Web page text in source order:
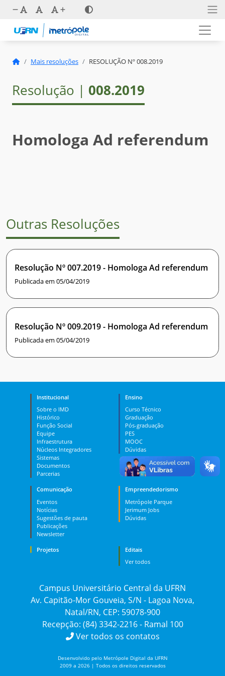
Mais resoluções RESOLUÇÃO Nº 008.2019
Resolução | 008.2019
Homologa Ad referendum
Outras Resoluções
Resolução Nº 007.2019 - Homologa Ad referendum
Publicada em 05/04/2019
Resolução Nº 009.2019 - Homologa Ad referendum
Publicada em 05/04/2019
Institucional
Sobre o IMD
Histórico
Função Social
Equipe
Infraestrutura
Núcleos Integradores
Sistemas
Documentos
Parcerias
Ensino
Curso Técnico
Graduação
Pós-graduação
PES
MOOC
Dúvidas
Comunicação
Eventos
Notícias
Sugestões de pauta
Publicações
Newsletter
Empreendedorismo
Metrópole Parque
Jerimum Jobs
Dúvidas
Projetos
Editais
Ver todos
Campus Universitário Central da UFRN
Av. Capitão-Mor Gouveia, S/N - Lagoa Nova,
Natal/RN, CEP: 59078-900
Recepção: (84) 3342-2216 - Ramal 100
Ver todos os contatos
Desenvolvido pelo Metrópole Digital da UFRN
2009 a 2026 | Todos os direitos reservados